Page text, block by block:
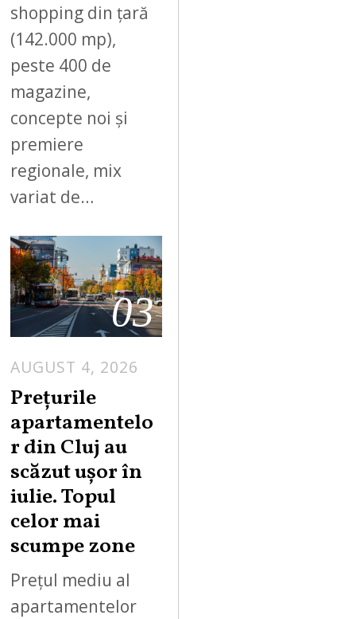
shopping din țară
(142.000 mp),
peste 400 de
magazine,
concepte noi și
premiere
regionale, mix
variat de…
03
AUGUST 4, 2026
Prețurile
apartamentelo
r din Cluj au
scăzut ușor în
iulie. Topul
celor mai
scumpe zone
Prețul mediu al
apartamentelor